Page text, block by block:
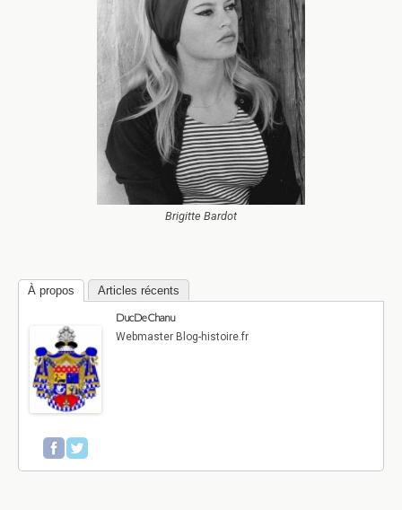
Brigitte Bardot
À propos
Articles récents
Duc De Chanu
Webmaster Blog-histoire.fr